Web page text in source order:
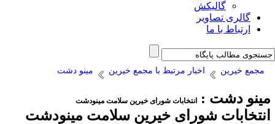
گالیکش
گالری تصاویر
ارتباط با ما
مجمع خیرین اخبار مرتبط با مجمع خیرین مینو دشت
دشت : انتخابات شورای خیرین سلامت مینودشت
شورای خیرین سلامت مینودشت